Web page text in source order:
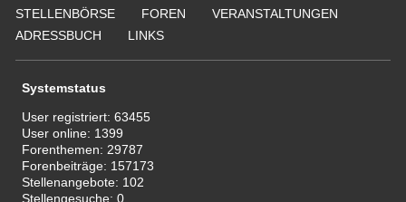
STELLENBÖRSE
FOREN
VERANSTALTUNGEN
ADRESSBUCH
LINKS
Systemstatus
User registriert:63455
User online: 1399
Forenthemen: 29787
Forenbeiträge: 157173
Stellenangebote: 102
Stellengesuche:0